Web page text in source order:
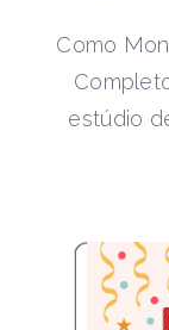
Como
estúdio